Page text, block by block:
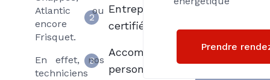
Atlantic ou
encore
Frisquet.
En effet, nos
techniciens
Prendre
2
Entreprise
certifié RGE
3
Accompagnement
personnalisé